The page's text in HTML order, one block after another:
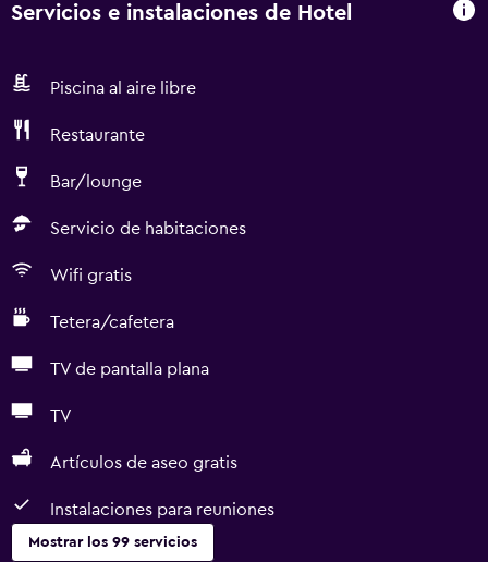
Servicios e instalaciones de Hotel
Piscina al aire libre
Restaurante
Bar/lounge
Servicio de habitaciones
Wifi gratis
Tetera/cafetera
TV de pantalla plana
TV
Artículos de aseo gratis
Instalaciones para reuniones
Mostrar los 99 servicios